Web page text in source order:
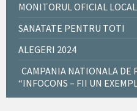
MONITORUL OFICIAL LOCAL
SANATATE PENTRU TOTI
ALEGERI 2024
CAMPANIA NATIONALA DE
“INFOCONS – FII UN